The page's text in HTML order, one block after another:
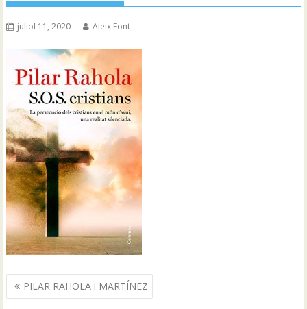
juliol 11, 2020 Aleix Font
Navegació
d'entrades
PILAR RAHOLA i MARTÍNEZ